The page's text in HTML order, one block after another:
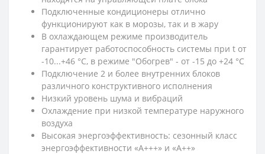
Подключенные кондиционеры отлично
функционируют как в морозы, так и в жару
В охлаждающем режиме производитель
гарантирует работоспособность системы при t от
-10...+46 °С, в режиме "Обогрев" - от -15 до +24 °С
Подключение 2 и более внутренних блоков
различного конструктивного исполнения
Низкий уровень шума и вибраций
Охлаждение при низкой температуре наружного
воздуха
Высокая энергоэффективность: сезонный класс
энергоэффективности «А+++» и «А++»